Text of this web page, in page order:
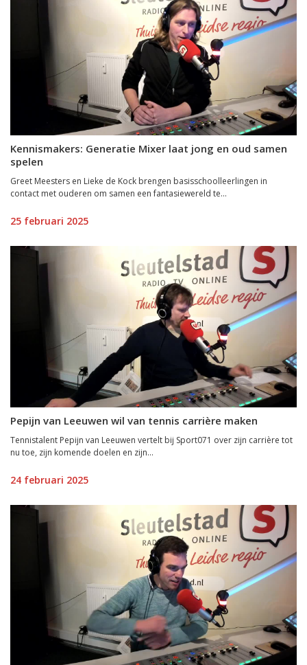
Kennismakers: Generatie Mixer laat jong en oud samen
spelen
Greet Meesters en Lieke de Kock brengen basisschoolleerlingen in
contact met ouderen om samen een fantasiewereld te...
25 februari 2025
Pepijn van Leeuwen wil van tennis carrière maken
Tennistalent Pepijn van Leeuwen vertelt bij Sport071 over zijn carrière tot
nu toe, zijn komende doelen en zijn...
24 februari 2025